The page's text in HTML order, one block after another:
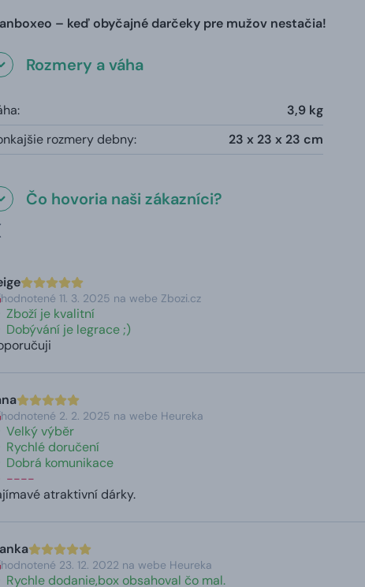
– keď obyčajné darčeky pre mužov nestačia!
Rozmery a váha
3,9 kg
rozmery debny:
23 x 23 x 23 cm
Čo hovoria naši zákazníci?
hodnotené 11. 3. 2025 na webe Zbozi.cz
Zboží je kvalitní
Dobývání je legrace ;)
hodnotené 2. 2. 2025 na webe Heureka
Velký výběr
Rychlé doručení
Dobrá komunikace
----
atraktivní dárky.
hodnotené 23. 12. 2022 na webe Heureka
Rychle dodanie,box obsahoval čo mal.